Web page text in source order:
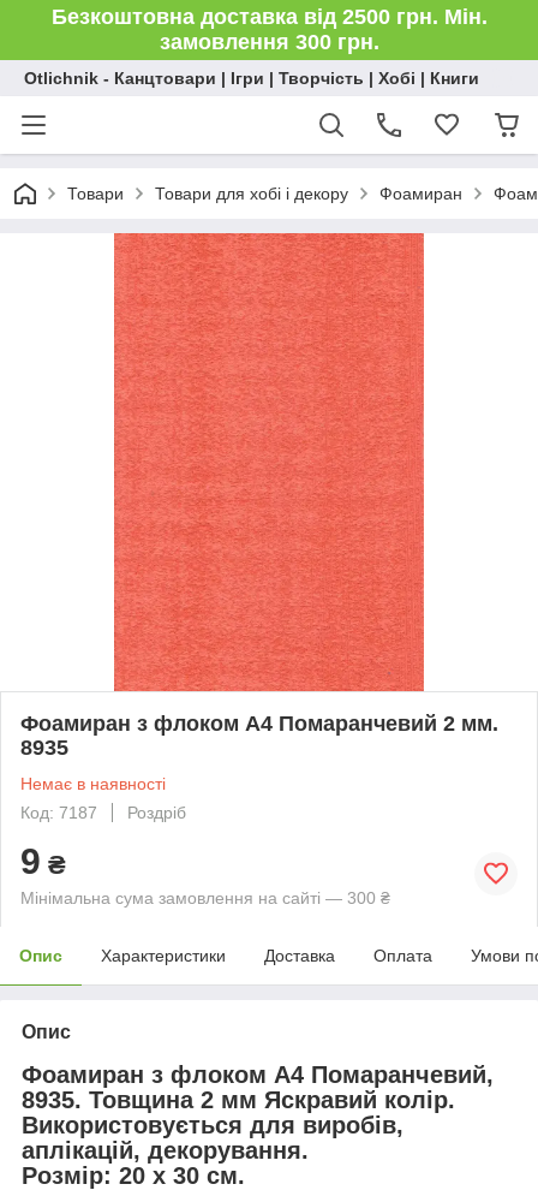
Безкоштовна доставка від 2500 грн. Мін.
замовлення 300 грн.
Otlichnik - Канцтовари | Ігри | Творчість | Хобі | Книги
Товари Товари для хобі і декору Фоамиран
Фоамиран з флоком А4 Помаранчевий 2 мм.
8935
Немає в наявності
Код: 7187
Роздріб
9 ₴
Мінімальна сума замовлення на сайті — 300 ₴
Опис Характеристики Доставка Оплата Умови
Опис
Фоамиран з флоком А4 Помаранчевий,
8935. Товщина 2 мм Яскравий колір.
Використовується для виробів,
аплікацій, декорування.
Розмір: 20 х 30 см.